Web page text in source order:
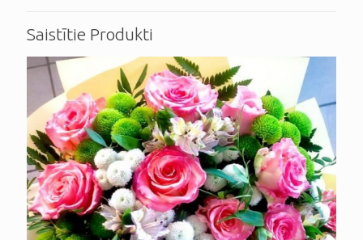
Saistītie Produkti